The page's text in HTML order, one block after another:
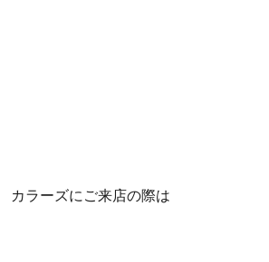
ラーズにご来店の際は